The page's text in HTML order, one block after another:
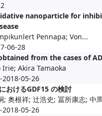
nanoparticle for
Pennapa; Von...
06-28
from the cases of
Akira Tamaoka
2018-05-26
おけるGDF15 の検討
奥根祥; 辻浩史; 冨所康志; 中
2018-05-26